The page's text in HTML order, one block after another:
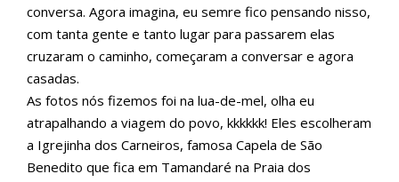
conversa. Agora imagina, eu semre fico pensando nisso,
com tanta gente e tanto lugar para passarem elas
cruzaram o caminho, começaram a conversar e agora
casadas.
As fotos nós fizemos foi na lua-de-mel, olha eu
atrapalhando a viagem do povo, kkkkkk! Eles escolheram
a Igrejinha dos Carneiros, famosa Capela de São
Benedito que fica em Tamandaré na Praia dos